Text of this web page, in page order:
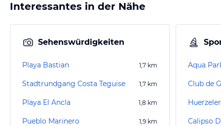
Interessantes in der Nähe
Sehenswürdigkeiten
Playa Bastian 1,7 km
Stadtrundgang Costa Teguise 1,7 km
Playa El Ancla 1,8 km
Pueblo Marinero 1,9 km
Aqua
Club de
Calipso